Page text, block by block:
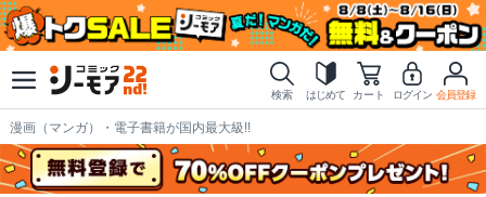
検索 はじめて カート ログイン 会員登録
漫画（マンガ）・電子書籍が国内最大級!!